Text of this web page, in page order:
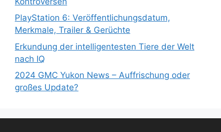
PlayStation 6: Veröffentlichungsdatum,
Merkmale, Trailer & Gerüchte
Erkundung der intelligentesten Tiere der Welt
nach IQ
2024 GMC Yukon News – Auffrischung oder
großes Update?